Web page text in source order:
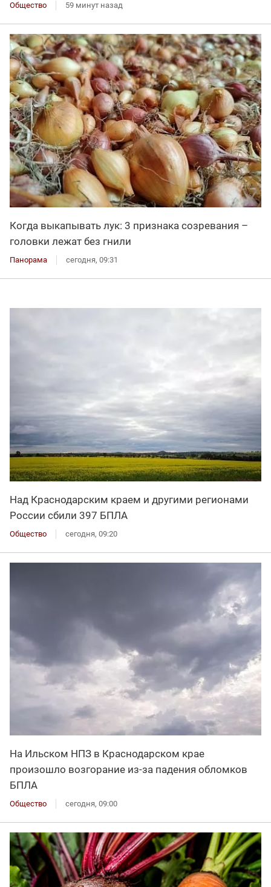
Общество 59 минут назад
Когда выкапывать лук: 3 признака созревания –
головки лежат без гнили
Панорама сегодня, 09:31
Над Краснодарским краем и другими регионами
России сбили 397 БПЛА
Общество сегодня, 09:20
На Ильском НПЗ в Краснодарском крае
произошло возгорание из-за падения обломков
БПЛА
Общество сегодня, 09:00